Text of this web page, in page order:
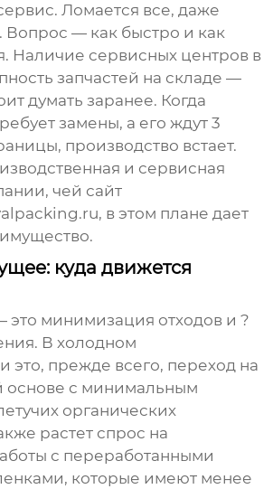
Ломается все, даже
Вопрос — как быстро и как
Наличие сервисных центров в
запчастей на складе —
думать заранее. Когда
замены, а его ждут 3
производство встает.
и сервисная
чей сайт
в этом плане дает
куда движется
это минимизация отходов и ?
В холодном
это, прежде всего, переход на
основе с минимальным
органических
растет спрос на
с переработанными
которые имеют менее